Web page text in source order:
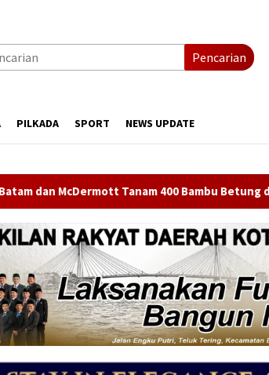
Pencarian
PILKADA SPORT NEWS UPDATE
400 Bambu Betung di Nongsa, Jaga Sumber